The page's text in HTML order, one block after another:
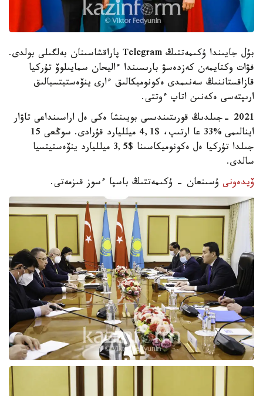
بۇل جايىندا ۇكىمەتتىڭ Telegram پاراقشاسىنان بەلگىلى بولدى.
فۋات وكتايمەن كەزدەسۋ بارىسىندا ءاليحان سمايىلوۆ تۇركيا
قازاقستاننىڭ سەنىمدى ەكونوميكالىق ءارى ينۆەستيتسيالىق
ارىپتەسى ەكەنىن اتاپ ءوتتى.
2021 -جىلدىڭ قورىتىندىسى بويىنشا ەكى ەل اراسىنداعى تاۋار
اينالىمى %33 عا ارتىپ، $4,1 ميلليارد قۇرادى. سوڭعى 15
جىلدا تۇركيا ەل ەكونوميكاسىنا $3,5 ميلليارد ينۆەستيتسيا
سالدى.
ۆيدەونى ۇسىنعان - ۇكىمەتتىڭ باسپا ءسوز قىزمەتى.